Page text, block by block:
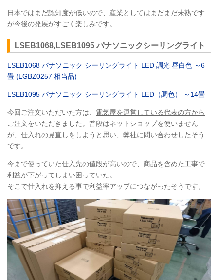
日本ではまだ認知度が低いので、産業としてはまだまだ未熟です
が今後の発展がすごく楽しみです。
LSEB1068,LSEB1095 パナソニックシーリングライト
LSEB1068 パナソニック シーリングライト LED 調光 昼白色 ～6
畳 (LGBZ0257 相当品)
LSEB1095 パナソニック シーリングライト LED（調色） ～14畳
今回ご注文いただいた方は、 電気屋を運営している代表の方から
ご注文をいただきました。普段はネットショップを使いません
が、仕入れの見直しをしようと思い、弊社に問い合わせしたそう
です。
今まで使っていた仕入先の値段が高いので、商品を含めた工事で
利益が下がってしまい困っていた。
そこで仕入れを抑える事で利益率アップにつながったそうです。